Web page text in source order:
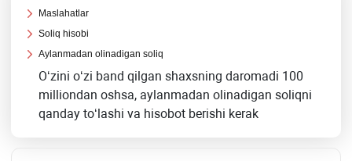
Maslahatlar
Soliq hisobi
Aylanmadan olinadigan soliq
Oʻzini oʻzi band qilgan shaхsning daromadi 100
milliondan oshsa, aylanmadan olinadigan soliqni
qanday toʻlashi va hisobot berishi kerak